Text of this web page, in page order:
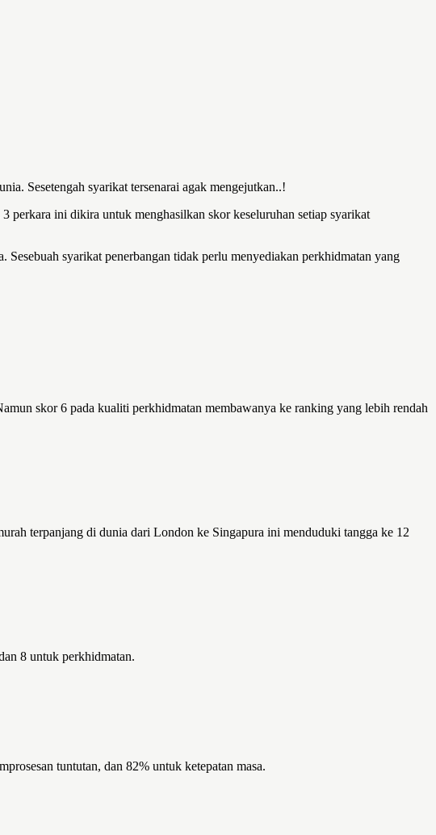
Sesetengah syarikat tersenarai agak mengejutkan..!
perkara ini dikira untuk menghasilkan skor keseluruhan setiap syarikat
syarikat penerbangan tidak perlu menyediakan perkhidmatan yang
skor 6 pada kualiti perkhidmatan membawanya ke ranking yang lebih rendah
terpanjang di dunia dari London ke Singapura ini menduduki tangga ke 12
8 untuk perkhidmatan.
tuntutan, dan 82% untuk ketepatan masa.